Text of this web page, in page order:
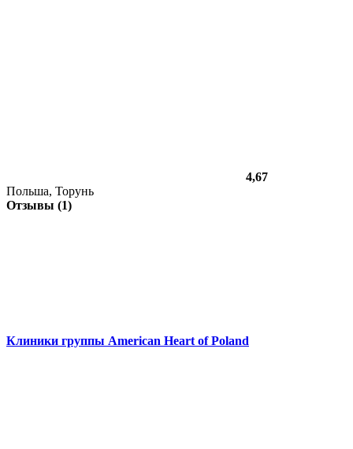
4,67
Польша, Торунь
Отзывы (1)
Клиники группы American Heart of Poland